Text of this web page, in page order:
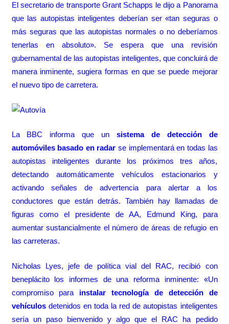
El secretario de transporte Grant Schapps le dijo a Panorama
que las autopistas inteligentes deberían ser «tan seguras o
más seguras que las autopistas normales o no deberíamos
tenerlas en absoluto». Se espera que una revisión
gubernamental de las autopistas inteligentes, que concluirá de
manera inminente, sugiera formas en que se puede mejorar
el nuevo tipo de carretera.
La BBC informa que un sistema de detección de
automóviles basado en radar se implementará en todas las
autopistas inteligentes durante los próximos tres años,
detectando automáticamente vehículos estacionarios y
activando señales de advertencia para alertar a los
conductores que están detrás. También hay llamadas de
figuras como el presidente de AA, Edmund King, para
aumentar sustancialmente el número de áreas de refugio en
las carreteras.
Nicholas Lyes, jefe de política vial del RAC, recibió con
beneplácito los informes de una reforma inminente: «Un
compromiso para instalar tecnología de detección de
vehículosdetenidos en toda la red de autopistas inteligentes
sería un paso bienvenido y algo que el RAC ha pedido